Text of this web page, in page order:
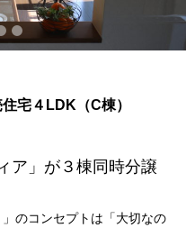
宅４LDK（C棟）
ア」が３棟同時分譲
のコンセプトは「大切なの